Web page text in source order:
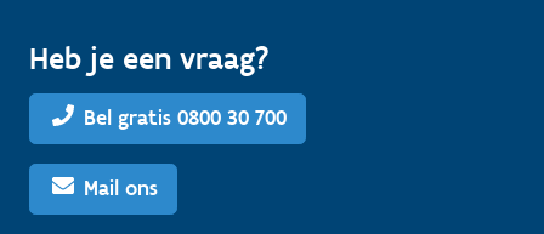
Heb je een vraag?
Bel gratis 0800 30 700
Mail ons